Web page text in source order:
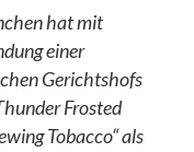
hat mit
einer
Gerichtshofs
Frosted
Tobacco“ als